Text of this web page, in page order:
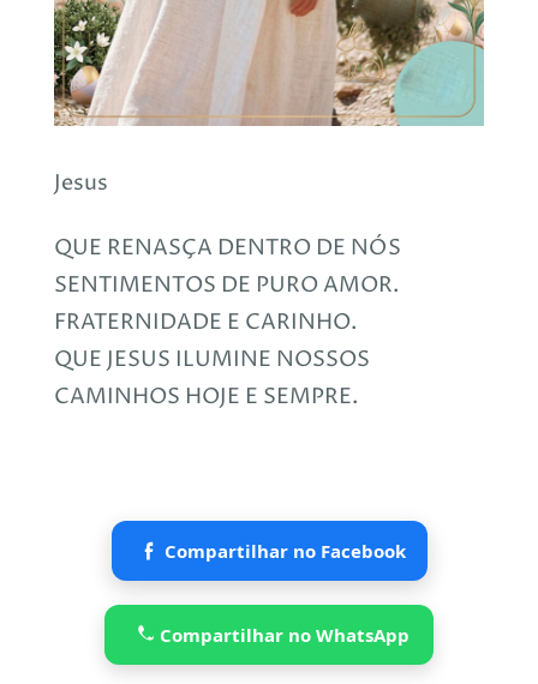
Jesus
QUE RENASÇA DENTRO DE NÓS
SENTIMENTOS DE PURO AMOR.
FRATERNIDADE E CARINHO.
QUE JESUS ILUMINE NOSSOS
CAMINHOS HOJE E SEMPRE.
Compartilhar no Facebook
Compartilhar no WhatsApp